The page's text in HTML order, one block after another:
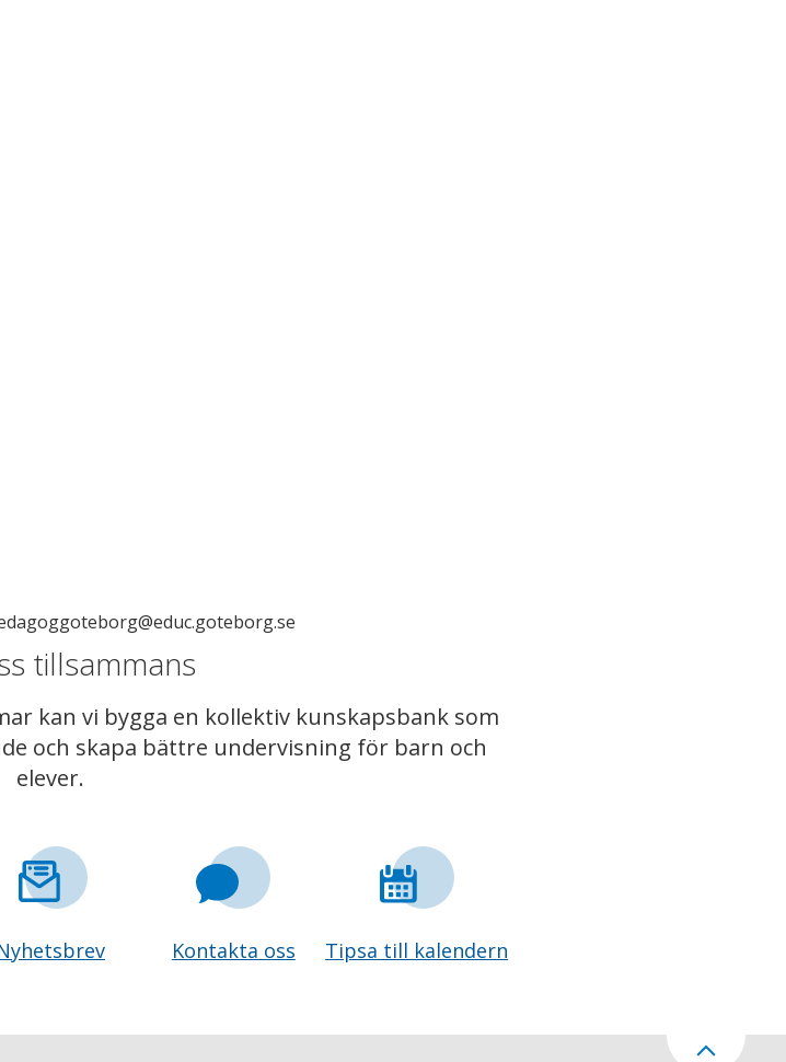
tillsammans
kan vi bygga en kollektiv kunskapsbank som
och skapa bättre undervisning för barn och
elever.
Kontakta oss Tipsa till kalendern